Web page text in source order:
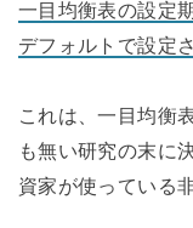
一目均衡表の設定
デフォルトで設定
これは、一目均衡
も無い研究の末に
資家が使っている